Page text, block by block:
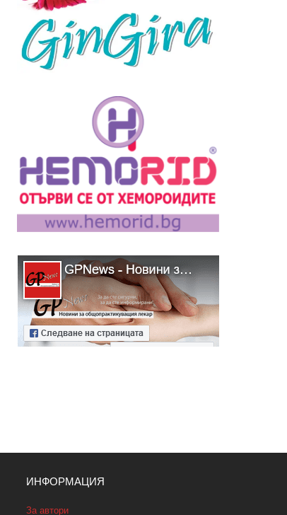
ИНФОРМАЦИЯ
За автори